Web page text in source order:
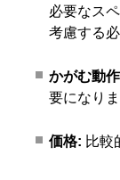
必要なス
考慮する
かがむ動
要になり
価格: 比較